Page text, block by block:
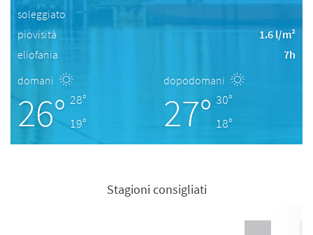
soleggiato
piovisità
1.6 l/m²
eliofania
7h
domani
26° 28°
19°
dopodomani
27° 30°
18°
Stagioni consigliati